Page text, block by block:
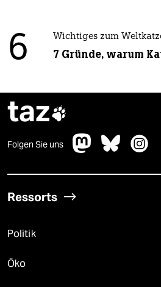
6 Wichtiges zum
7 Gründe, warum
taz
Folgen Sie uns
Ressorts
Politik
Öko